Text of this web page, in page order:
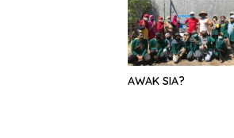
AWAK SIA?